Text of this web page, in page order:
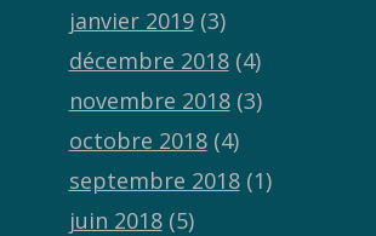
janvier 2019(3)
décembre 2018(4)
novembre 2018(3)
octobre 2018(4)
septembre 2018(1)
juin 2018(5)